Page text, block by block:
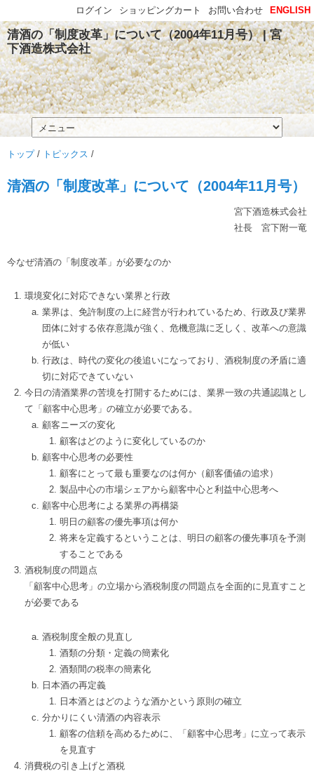
清酒の「制度改革」について（2004年11月号） | 宮
下酒造株式会社
トップ/ トピックス /
清酒の「制度改革」について（2004年11月号）
宮下酒造株式会社
社長 宮下附一竜
今なぜ清酒の「制度改革」が必要なのか
環境変化に対応できない業界と行政
業界は、免許制度の上に経営が行われているため、行政及び業界
団体に対する依存意識が強く、危機意識に乏しく、改革への意識
が低い
行政は、時代の変化の後追いになっており、酒税制度の矛盾に適
切に対応できていない
今日の清酒業界の苦境を打開するためには、業界一致の共通認識とし
て「顧客中心思考」の確立が必要である。
顧客ニーズの変化
顧客はどのように変化しているのか
顧客中心思考の必要性
顧客にとって最も重要なのは何か（顧客価値の追求）
製品中心の市場シェアから顧客中心と利益中心思考へ
顧客中心思考による業界の再構築
明日の顧客の優先事項は何か
将来を定義するということは、明日の顧客の優先事項を予測
することである
酒税制度の問題点
「顧客中心思考」の立場から酒税制度の問題点を全面的に見直すこと
が必要である
酒税制度全般の見直し
酒類の分類・定義の簡素化
酒類間の税率の簡素化
日本酒の再定義
日本酒とはどのような酒かという原則の確立
分かりにくい清酒の内容表示
顧客の信頼を高めるために、「顧客中心思考」に立って表示
を見直す
消費税の引き上げと酒税
ENGLISH
お問い合わせ
ショッピングカート
ログイン